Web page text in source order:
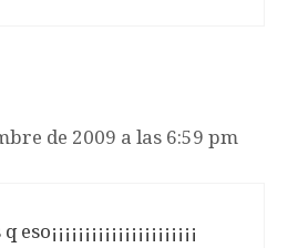
de 2009 a las 6:59 pm